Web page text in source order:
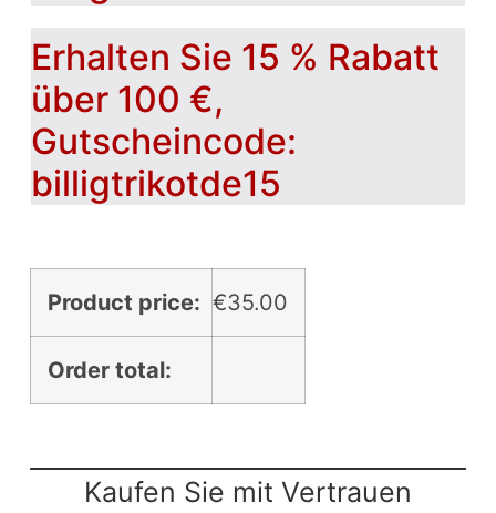
Erhalten Sie 15 % Rabatt
über 100 €,
Gutscheincode:
billigtrikotde15
Product price: €35.00
Order total:
Kaufen Sie mit Vertrauen